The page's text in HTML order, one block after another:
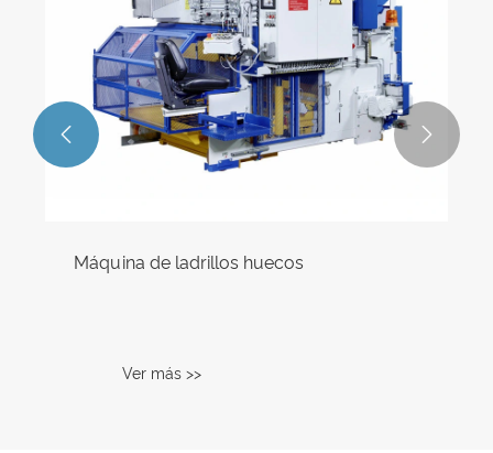
Máquina de ladrillos huecos
Ver más >>
 